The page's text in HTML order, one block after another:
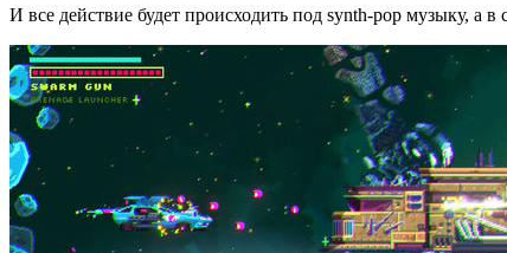
И все действие будет происходить под synth-pop музыку, а